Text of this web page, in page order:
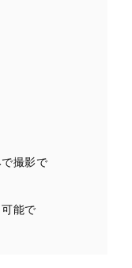
撮影で
能で